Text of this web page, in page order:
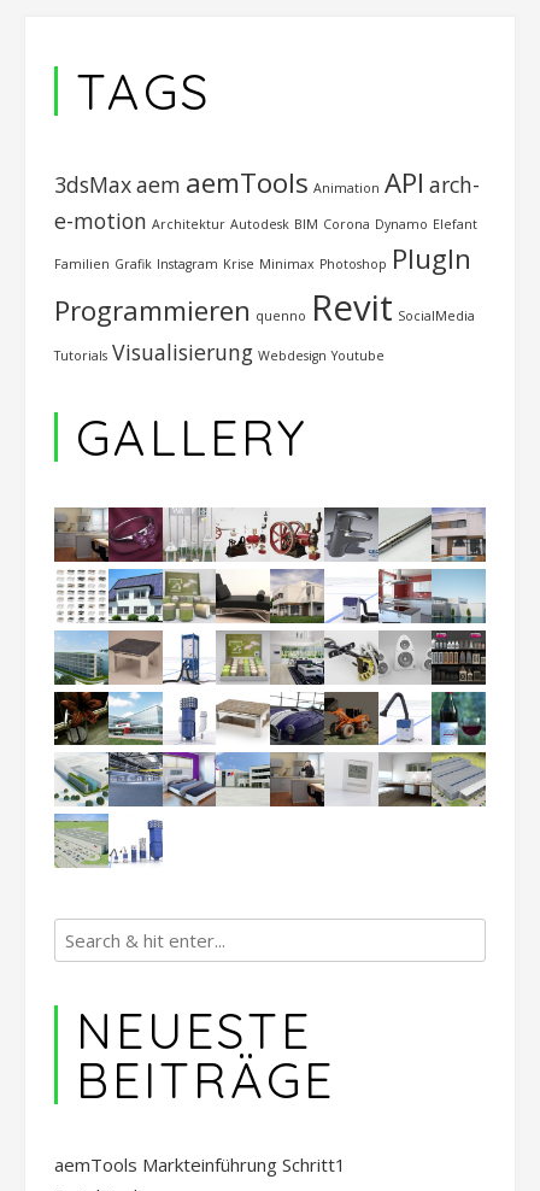
TAGS
3dsMaxaem aemTools Animation API arch-
e-motion Architektur Autodesk BIM Corona Dynamo Elefant
Familien Grafik Instagram Krise Minimax Photoshop PlugIn
Programmieren quenno Revit SocialMedia
Tutorials Visualisierung Webdesign Youtube
GALLERY
NEUESTE
BEITRÄGE
aemTools Markteinführung Schritt1